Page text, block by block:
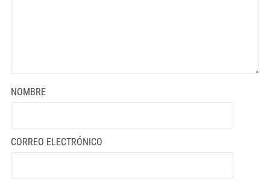
NOMBRE
CORREO ELECTRÓNICO